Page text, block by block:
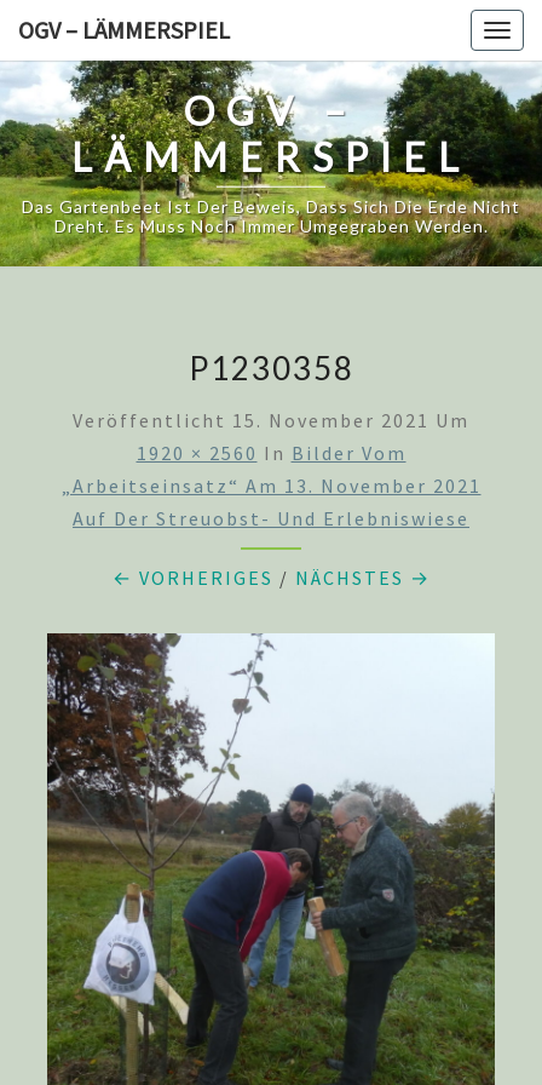
content
OGV – LÄMMERSPIEL
OGV –
LÄMMERSPIEL
Das Gartenbeet Ist Der Beweis, Dass Sich Die Erde Nicht
Dreht. Es Muss Noch Immer Umgegraben Werden.
P1230358
Veröffentlicht 15. November 2021 Um
1920 × 2560 In Bilder Vom
„Arbeitseinsatz“ Am 13. November 2021
Auf Der Streuobst- Und Erlebniswiese
← VORHERIGES / NÄCHSTES →